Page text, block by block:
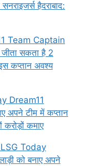
हैदराबाद:
Team Captain
सकता है 2
कप्तान अवश्य
Dream11
अपने टीम में कप्तान
करोड़ों कमाए
Today
को बनाए अपने